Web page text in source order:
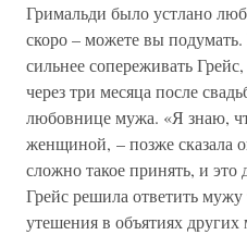
Гримальди было устлано
скоро – можете вы
сильнее сопереживать
через три месяца после
любовнице мужа. «Я знаю,
женщиной, – позже сказала
сложно такое принять, и это
Грейс решила ответить
утешения в объятиях